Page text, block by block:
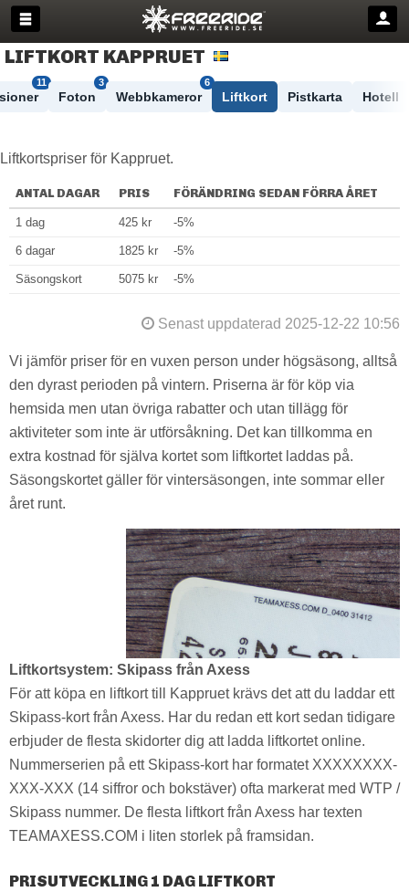
LIFTKORT KAPPRUET
11
Foton
3
Webbkameror
6
Liftkort Pistkarta Hotell
Liftkortspriser för Kappruet.
ANTAL DAGAR PRIS FÖRÄNDRING SEDAN FÖRRA ÅRET
1 dag 425 kr -5%
6 dagar 1825 kr -5%
Säsongskort 5075 kr -5%
Senast uppdaterad 2025-12-22 10:56
Vi jämför priser för en vuxen person under högsäsong, alltså
den dyrast perioden på vintern. Priserna är för köp via
hemsida men utan övriga rabatter och utan tillägg för
aktiviteter som inte är utförsåkning. Det kan tillkomma en
extra kostnad för själva kortet som liftkortet laddas på.
Säsongskortet gäller för vintersäsongen, inte sommar eller
året runt.
Liftkortsystem: Skipass från Axess
För att köpa en liftkort till Kappruet krävs det att du laddar ett
Skipass-kort från Axess. Har du redan ett kort sedan tidigare
erbjuder de flesta skidorter dig att ladda liftkortet online.
Nummerserien på ett Skipass-kort har formatet XXXXXXXX-
XXX-XXX (14 siffror och bokstäver) ofta markerat med WTP /
Skipass nummer. De flesta liftkort från Axess har texten
TEAMAXESS.COM i liten storlek på framsidan.
PRISUTVECKLING 1 DAG LIFTKORT